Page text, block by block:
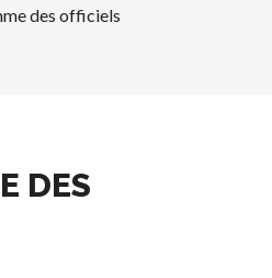
des officiels
DES